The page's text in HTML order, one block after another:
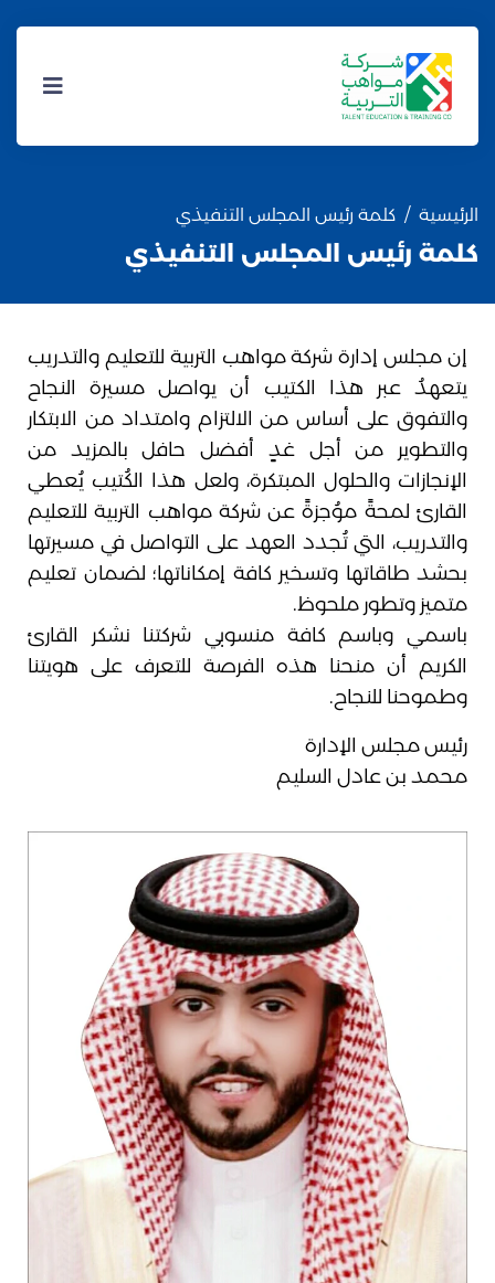
الرئيسية كلمة رئيس المجلس التنفيذي
كلمة رئيس المجلس التنفيذي
إن مجلس إدارة شركة مواهب التربية للتعليم والتدريب
يتعهدُ عبر هذا الكتيب أن يواصل مسيرة النجاح
والتفوق على أساس من الالتزام وامتداد من الابتكار
والتطوير من أجل غدٍ أفضل حافل بالمزيد من
الإنجازات والحلول المبتكرة، ولعل هذا الكُتيب يُعطي
القارئ لمحةً موُجزةً عن شركة مواهب التربية للتعليم
والتدريب، التي تُجدد العهد على التواصل في مسيرتها
بحشد طاقاتها وتسخير كافة إمكاناتها؛ لضمان تعليم
متميز وتطور ملحوظ.
باسمي وباسم كافة منسوبي شركتنا نشكر القارئ
الكريم أن منحنا هذه الفرصة للتعرف على هويتنا
وطموحنا للنجاح.
رئيس مجلس الإدارة
محمد بن عادل السليم